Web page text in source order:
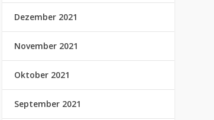
Dezember 2021
November 2021
Oktober 2021
September 2021